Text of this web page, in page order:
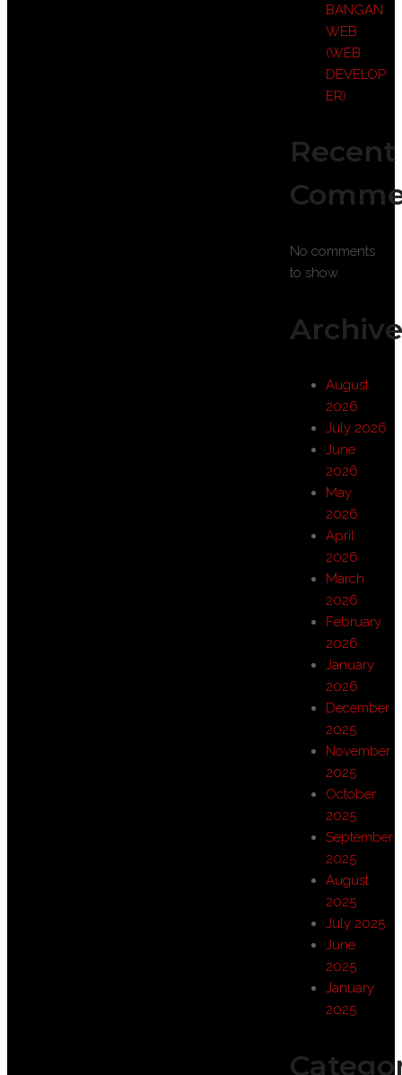
BANGAN
WEB
(WEB
DEVELOP
ER)
Recent
No comments
to show.
August
2026
July 2026
June
2026
May
2026
April
2026
March
2026
February
2026
January
2026
December
2025
November
2025
October
2025
September
2025
August
2025
July 2025
June
2025
January
2025